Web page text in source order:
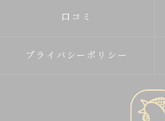
口コミ
プライバシーポリシー